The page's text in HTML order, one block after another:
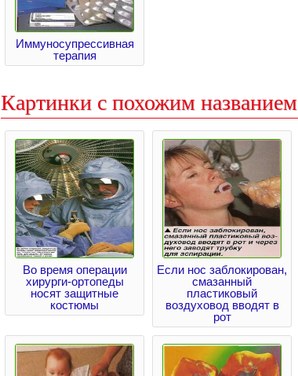
Иммуносупрессивная
терапия
Картинки с похожим названием
Во время операции
хирурги-ортопеды
носят защитные
костюмы
Если нос заблокирован,
смазанный
пластиковый
воздуховод вводят в
рот